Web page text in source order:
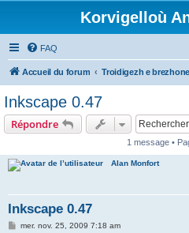
Korvigelloù
FAQ
Accueil du forum Troidigezh e
Inkscape 0.47
Répondre
1 message •
Alan Monfort
Inkscape 0.47
Mmer. nov. 25, 2009 7:18 am